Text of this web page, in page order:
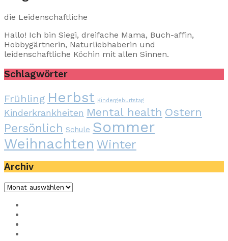
die Leidenschaftliche
Hallo! Ich bin Siegi, dreifache Mama, Buch-affin,
Hobbygärtnerin, Naturliebhaberin und
leidenschaftliche Köchin mit allen Sinnen.
Schlagwörter
Frühling Herbst Kindergeburtstag
Kinderkrankheiten Mental health Ostern
Persönlich Schule Sommer
Weihnachten Winter
Archiv
Archiv